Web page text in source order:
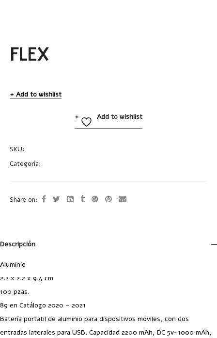
FLEX
Add to wishlist
Add to wishlist
SKU:
Categoría:
Share on:
Descripción
Aluminio
2.2 x 2.2 x 9.4 cm
100 pzas.
89 en Catálogo 2020 – 2021
Batería portátil de aluminio para dispositivos móviles, con dos
entradas laterales para USB. Capacidad 2200 mAh, DC 5v~1000 mAh,